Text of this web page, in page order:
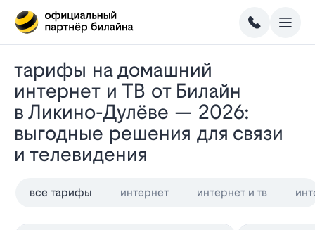
Тарифы на домашний
интернет и ТВ от Билайн
в Ликино-Дулёве — 2026:
выгодные решения для связи
и телевидения
все тарифы интернет интернет и тв